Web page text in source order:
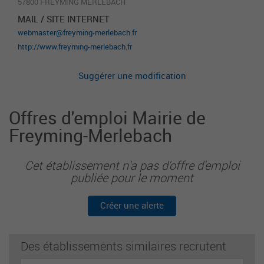
MAIL / SITE INTERNET
webmaster@freyming-merlebach.fr
http://www.freyming-merlebach.fr
Suggérer une modification
Offres d'emploi Mairie de
Freyming-Merlebach
Cet établissement n'a pas d'offre d'emploi
publiée pour le moment
Créer une alerte
Des établissements similaires recrutent